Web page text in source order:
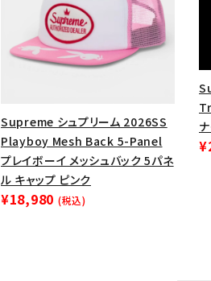
Supreme シュプリーム 2026SS
Playboy Mesh Back 5-Panel
プレイボーイ メッシュバック 5パネ
ル キャップ ピンク
¥18,980 (税込)